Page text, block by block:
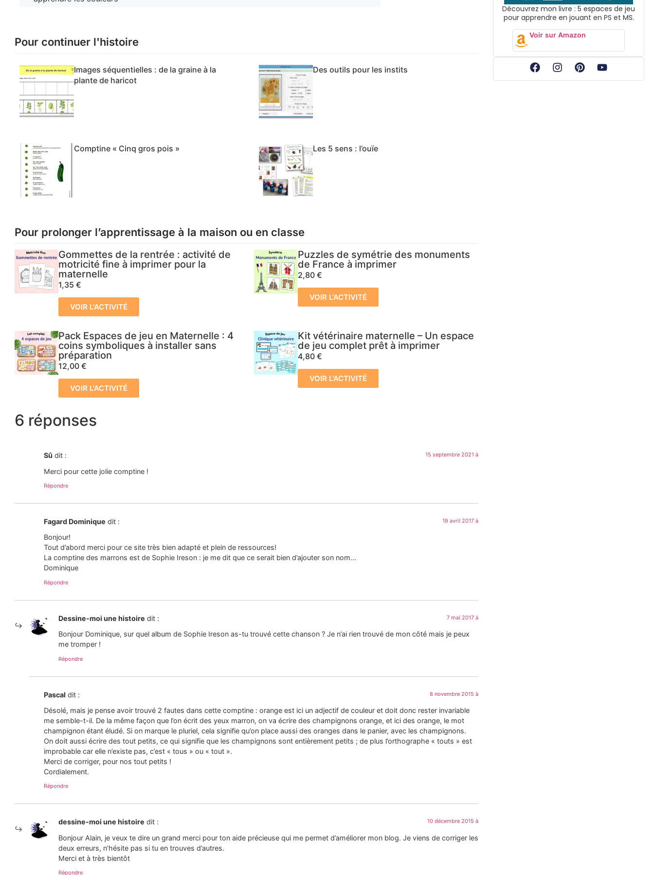
Pour continuer l'histoire
Images séquentielles : de la graine à la
plante de haricot
Des outils pour les instits
Comptine « Cinq gros pois » Les 5 sens : l’ouïe
Pour prolonger l’apprentissage à la maison ou en classe
Gommettes de la rentrée : activité de
motricité fine à imprimer pour la
maternelle
1,35 €
VOIR L'ACTIVITÉ
Puzzles de symétrie des monuments
de France à imprimer
2,80 €
VOIR L'ACTIVITÉ
Pack Espaces de jeu en Maternelle : 4
coins symboliques à installer sans
préparation
12,00 €
VOIR L'ACTIVITÉ
Kit vétérinaire maternelle – Un espace
de jeu complet prêt à imprimer
4,80 €
VOIR L'ACTIVITÉ
6 réponses
Sû dit : 15 septembre 2021 à
Merci pour cette jolie comptine !
Répondre
Fagard Dominique dit : 19 avril 2017 à
Bonjour!
Tout d’abord merci pour ce site très bien adapté et plein de ressources!
La comptine des marrons est de Sophie Ireson : je me dit que ce serait bien d’ajouter son nom…
Dominique
Répondre
Dessine-moi une histoire dit : 7 mai 2017 à
Bonjour Dominique, sur quel album de Sophie Ireson as-tu trouvé cette chanson ? Je n’ai rien trouvé de mon côté mais je peux
me tromper !
Répondre
Pascal dit : 8 novembre 2015 à
Désolé, mais je pense avoir trouvé 2 fautes dans cette comptine : orange est ici un adjectif de couleur et doit donc rester invariable
me semble-t-il. De la même façon que l’on écrit des yeux marron, on va écrire des champignons orange, et ici des orange, le mot
champignon étant éludé. Si on marque le pluriel, cela signifie qu’on place aussi des oranges dans le panier, avec les champignons.
On doit aussi écrire des tout petits, ce qui signifie que les champignons sont entièrement petits ; de plus l’orthographe « touts » est
improbable car elle n’existe pas, c’est « tous » ou « tout ».
Merci de corriger, pour nos tout petits !
Cordialement.
Répondre
dessine-moi une histoire dit : 10 décembre 2015 à
Bonjour Alain, je veux te dire un grand merci pour ton aide précieuse qui me permet d’améliorer mon blog. Je viens de corriger les
deux erreurs, n’hésite pas si tu en trouves d’autres.
Merci et à très bientôt
Répondre
Découvrez mon livre : 5 espaces de jeu
pour apprendre en jouant en PS et MS.
Voir sur Amazon